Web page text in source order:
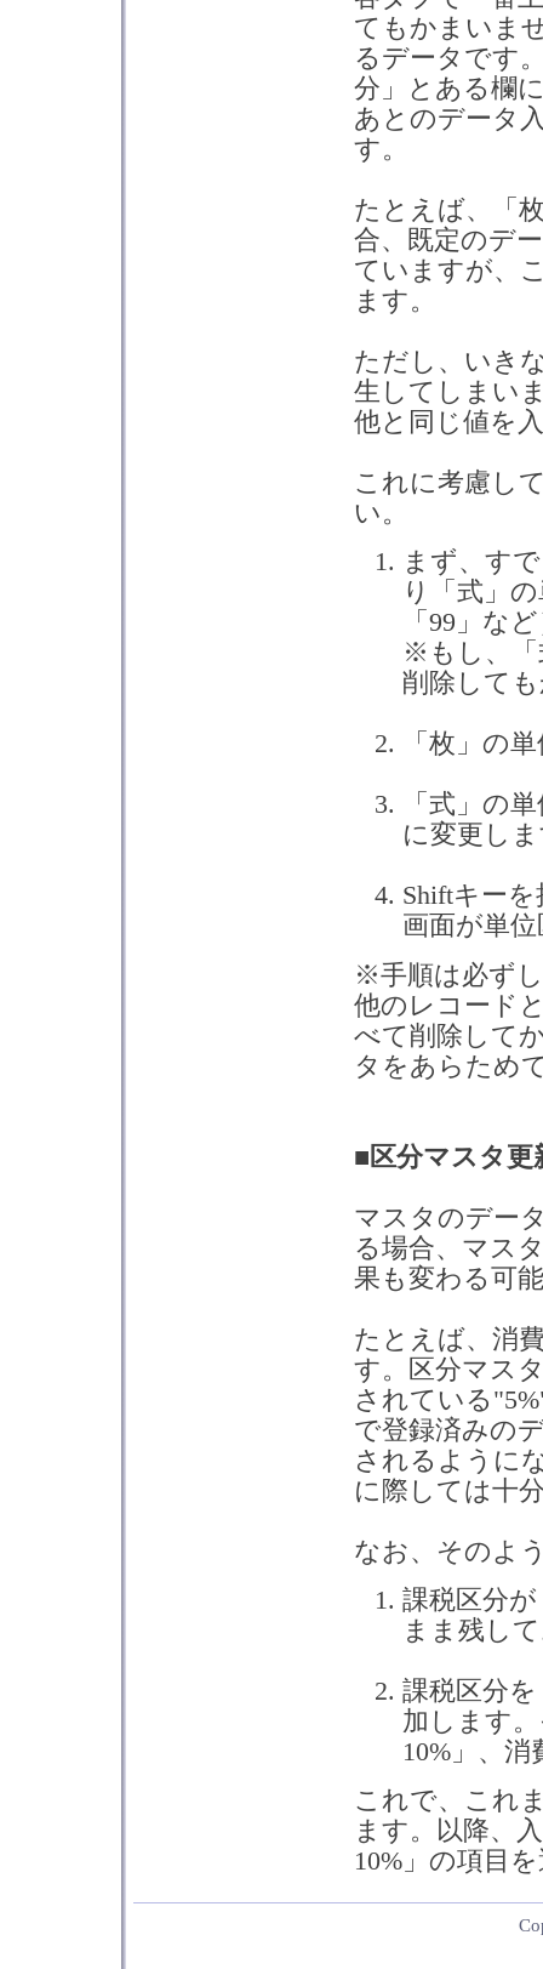
てもかまいま
るデータです
分」とある欄
あとのデータ
す。
たとえば、「
合、既定のデ
ていますが、
ます。
ただし、いき
生してしまい
他と同じ値を
これに考慮し
い。
まず、す
り「式」
「99」な
※もし、「
削除して
「枚」の
「式」の
に変更し
Shiftキー
画面が単
※手順は必ず
他のレコード
べて削除して
タをあらため
■区分マスタ
マスタのデー
る場合、マス
果も変わる可
たとえば、消
す。区分マス
されている
で登録済みの
されるように
に際しては十
なお、そのよ
課税区分
まま残し
課税区分
加します
10%」、
これで、これ
ます。以降、
10%」の項目